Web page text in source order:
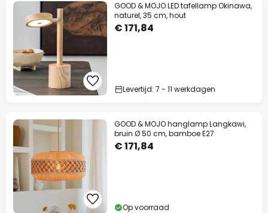
GOOD & MOJO LED tafellamp Okinawa,
naturel, 35 cm, hout
€ 171,84
Levertijd: 7 - 11 werkdagen
GOOD & MOJO hanglamp Langkawi,
bruin Ø 50 cm, bamboe E27
€ 171,84
Op voorraad